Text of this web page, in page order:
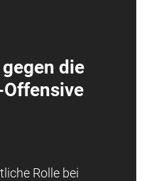
die
Rolle bei